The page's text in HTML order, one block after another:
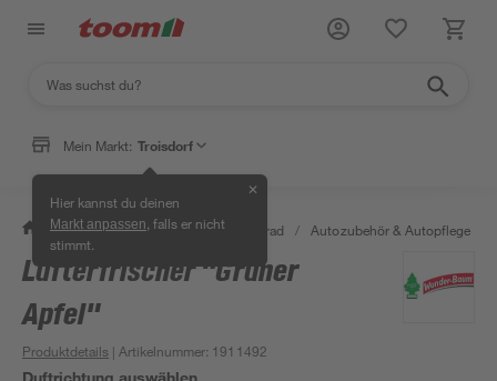
Mein Markt: Troisdorf
Hier kannst du deinen
Markt anpassen , falls er nicht
stimmt.
✕
/ Garten & Freizeit / Auto & Fahrrad / Autozubehör & Autopflege
Lufterfrischer "Grüner
Apfel"
Produktdetails | Artikelnummer: 1911492
Duftrichtung auswählen